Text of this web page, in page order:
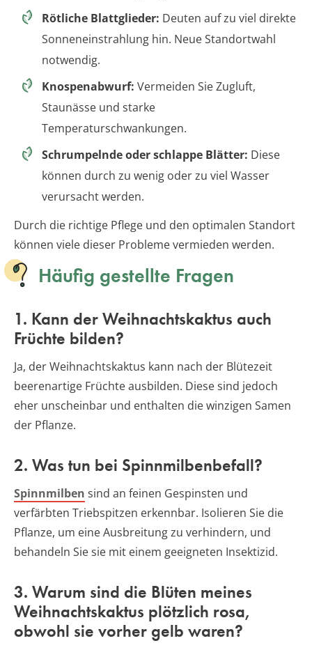
Rötliche Blattglieder: Deuten auf zu viel direkte
Sonneneinstrahlung hin. Neue Standortwahl
notwendig.
Knospenabwurf: Vermeiden Sie Zugluft,
Staunässe und starke
Temperaturschwankungen.
Schrumpelnde oder schlappe Blätter: Diese
können durch zu wenig oder zu viel Wasser
verursacht werden.
Durch die richtige Pflege und den optimalen Standort
können viele dieser Probleme vermieden werden.
Häufig gestellte Fragen
1. Kann der Weihnachtskaktus auch
Früchte bilden?
Ja, der Weihnachtskaktus kann nach der Blütezeit
beerenartige Früchte ausbilden. Diese sind jedoch
eher unscheinbar und enthalten die winzigen Samen
der Pflanze.
2. Was tun bei Spinnmilbenbefall?
Spinnmilben sind an feinen Gespinsten und
verfärbten Triebspitzen erkennbar. Isolieren Sie die
Pflanze, um eine Ausbreitung zu verhindern, und
behandeln Sie sie mit einem geeigneten Insektizid.
3. Warum sind die Blüten meines
Weihnachtskaktus plötzlich rosa,
obwohl sie vorher gelb waren?